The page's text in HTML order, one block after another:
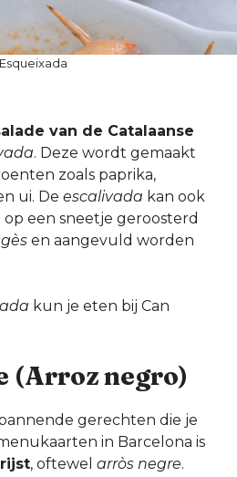
Esqueixada
van de Catalaanse
. Deze wordt gemaakt
zoals paprika,
ui. De escalivada kan ook
een sneetje geroosterd
en aangevuld worden
kun je eten bij Can
(Arroz negro)
gerechten die je
in Barcelona is
, oftewel arròs negre.